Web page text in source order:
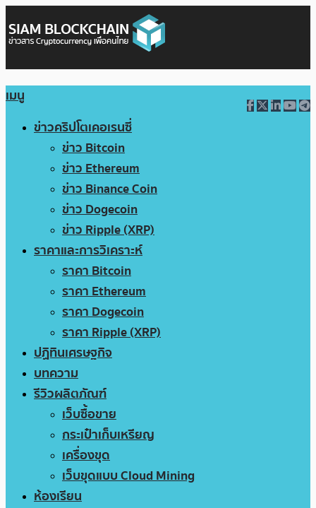
เมนู
ข่าวคริปโตเคอเรนซี่
ข่าว Bitcoin
ข่าว Ethereum
ข่าว Binance Coin
ข่าว Dogecoin
ข่าว Ripple (XRP)
ราคาและการวิเคราะห์
ราคา Bitcoin
ราคา Ethereum
ราคา Dogecoin
ราคา Ripple (XRP)
ปฏิทินเศรษฐกิจ
บทความ
รีวิวผลิตภัณฑ์
เว็บซื้อขาย
กระเป๋าเก็บเหรียญ
เครื่องขุด
เว็บขุดแบบ Cloud Mining
ห้องเรียน